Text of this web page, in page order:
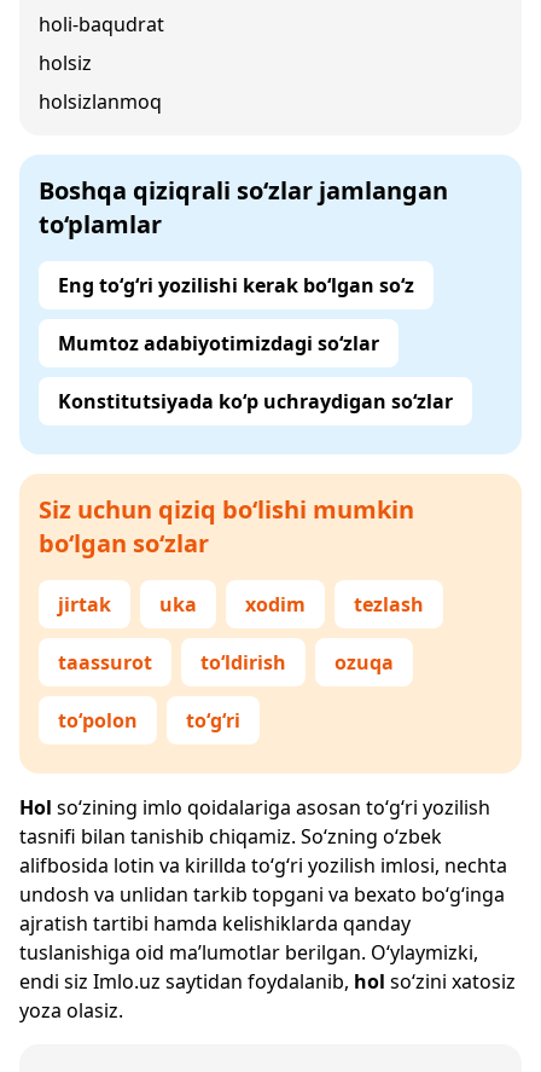
holi-baqudrat
holsiz
holsizlanmoq
Boshqa qiziqrali so‘zlar jamlangan
to‘plamlar
Eng to‘g‘ri yozilishi kerak bo‘lgan so‘z
Mumtoz adabiyotimizdagi so‘zlar
Konstitutsiyada ko‘p uchraydigan so‘zlar
Siz uchun qiziq bo‘lishi mumkin
bo‘lgan so‘zlar
jirtak uka xodim tezlash
taassurot to‘ldirish ozuqa
to‘polon to‘g‘ri
Hol so‘zining imlo qoidalariga asosan to‘g‘ri yozilish
tasnifi bilan tanishib chiqamiz. So‘zning o‘zbek
alifbosida lotin va kirillda to‘g‘ri yozilish imlosi, nechta
undosh va unlidan tarkib topgani va bexato bo‘g‘inga
ajratish tartibi hamda kelishiklarda qanday
tuslanishiga oid ma’lumotlar berilgan. O‘ylaymizki,
endi siz Imlo.uz saytidan foydalanib, hol so‘zini xatosiz
yoza olasiz.